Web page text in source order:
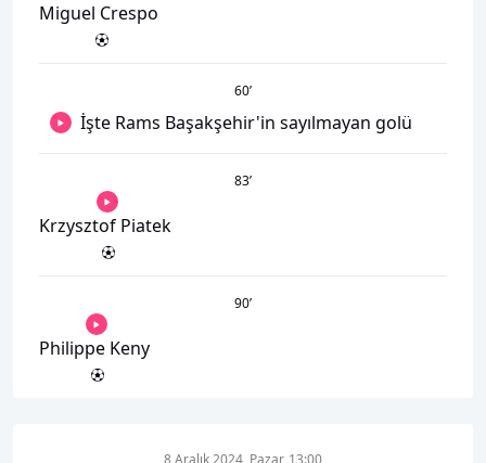
Miguel Crespo
60’
İşte Rams Başakşehir'in sayılmayan golü
83’
Krzysztof Piatek
90’
Philippe Keny
8 Aralık 2024, Pazar, 13:00